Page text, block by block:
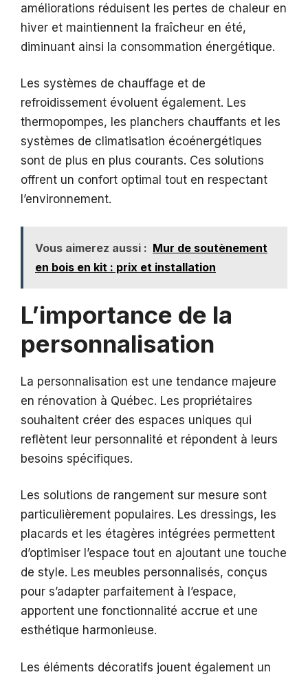
améliorations réduisent les pertes de chaleur en
hiver et maintiennent la fraîcheur en été,
diminuant ainsi la consommation énergétique.
Les systèmes de chauffage et de
refroidissement évoluent également. Les
thermopompes, les planchers chauffants et les
systèmes de climatisation écoénergétiques
sont de plus en plus courants. Ces solutions
offrent un confort optimal tout en respectant
l’environnement.
Vous aimerez aussi : Mur de soutènement
en bois en kit : prix et installation
L’importance de la
personnalisation
La personnalisation est une tendance majeure
en rénovation à Québec. Les propriétaires
souhaitent créer des espaces uniques qui
reflètent leur personnalité et répondent à leurs
besoins spécifiques.
Les solutions de rangement sur mesure sont
particulièrement populaires. Les dressings, les
placards et les étagères intégrées permettent
d’optimiser l’espace tout en ajoutant une touche
de style. Les meubles personnalisés, conçus
pour s’adapter parfaitement à l’espace,
apportent une fonctionnalité accrue et une
esthétique harmonieuse.
Les éléments décoratifs jouent également un